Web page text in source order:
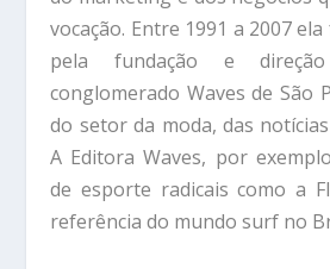
vocação. Entre 1991 a 2007
pela fundação e
conglomerado Waves de São
do setor da moda, das
A Editora Waves, por
de esporte radicais como a
referência do mundo surf no